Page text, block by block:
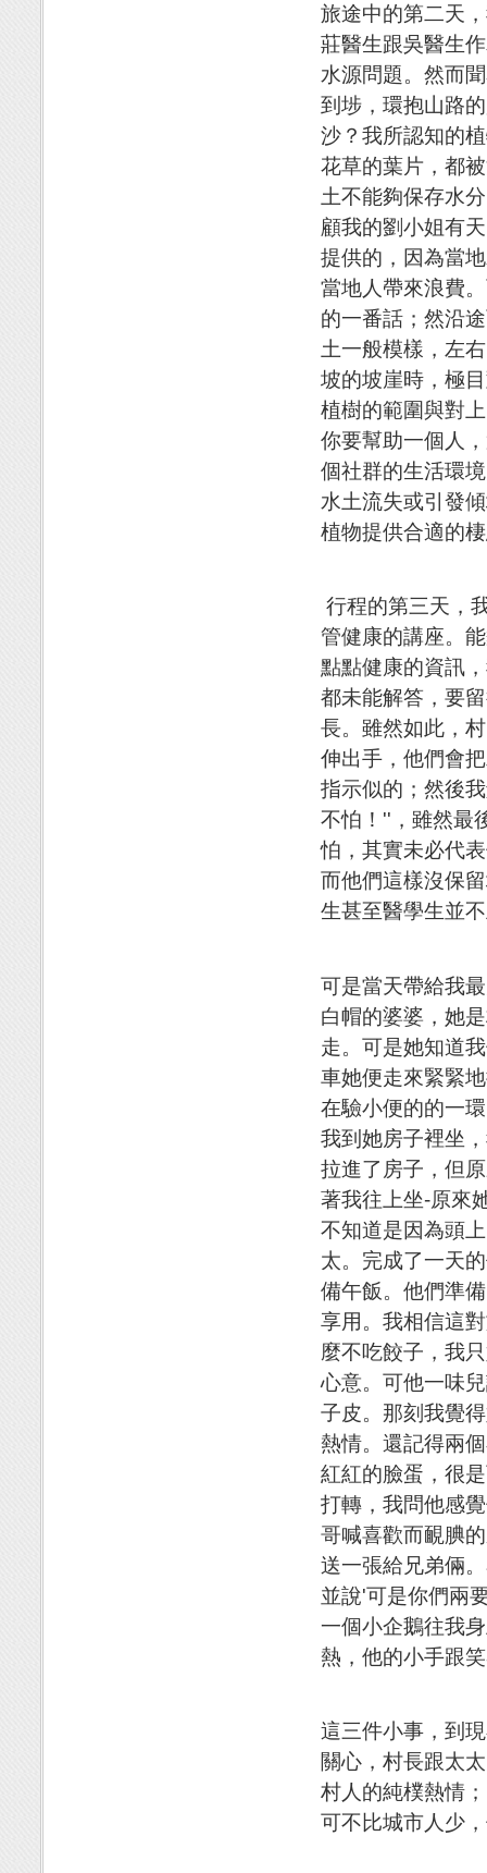
旅途中的第二天
莊醫生跟吳醫生
水源問題。然而
到埗，環抱山路
沙？我所認知的
花草的葉片，都
土不能夠保存水
顧我的劉小姐有
提供的，因為當
當地人帶來浪費
的一番話；然沿
土一般模樣，左
坡的坡崖時，極
植樹的範圍與對
你要幫助一個人
個社群的生活環
水土流失或引發
植物提供合適的
行程的第三天，
管健康的講座。
點點健康的資訊
都未能解答，要
長。雖然如此，
伸出手，他們會
指示似的；然後
不怕！''，雖然最
怕，其實未必代
而他們這樣沒保
生甚至醫學生並
可是當天帶給我
白帽的婆婆，她
走。可是她知道
車她便走來緊緊
在驗小便的的一
我到她房子裡坐
拉進了房子，但
著我往上坐-原來
不知道是因為頭
太。完成了一天
備午飯。他們準
享用。我相信這
麼不吃餃子，我
心意。可他一味
子皮。那刻我覺
熱情。還記得兩
紅紅的臉蛋，很
打轉，我問他感
哥喊喜歡而靦腆
送一張給兄弟倆
並說'可是你們兩
一個小企鵝往我
熱，他的小手跟
這三件小事，到
關心，村長跟太
村人的純樸熱情
可不比城市人少